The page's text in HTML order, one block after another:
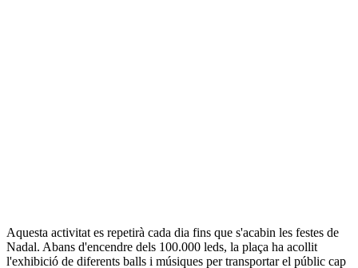
Aquesta activitat es repetirà cada dia fins que s'acabin les festes de
Nadal. Abans d'encendre dels 100.000 leds, la plaça ha acollit
l'exhibició de diferents balls i músiques per transportar el públic cap